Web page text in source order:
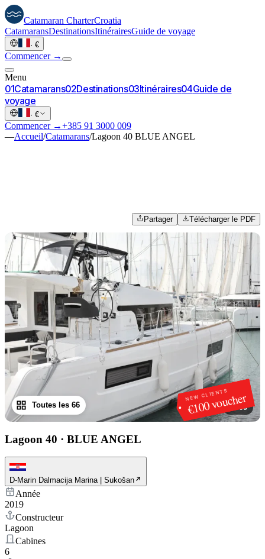
Catamaran CharterCroatia
CatamaransDestinationsItinérairesGuide de voyage
· €
Commencer →
Menu
01Catamarans02Destinations03Itinéraires04Guide de
voyage
· €
Commencer →+385 91 3000 009
—Accueil/Catamarans/Lagoon 40 BLUE ANGEL
Partager Télécharger le PDF
NEW CLIENTS
€100 voucher
1/66
Toutes les 66
Lagoon 40 · BLUE ANGEL
D-Marin Dalmacija Marina | Sukošan
Année
2019
Constructeur
Lagoon
Cabines
6